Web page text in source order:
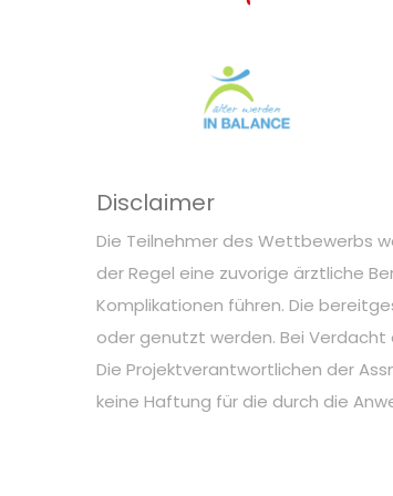
Disclaimer
Die Teilnehmer des Wettbewerbs
der Regel eine zuvorige ärztliche
Komplikationen führen. Die
oder genutzt werden. Bei
Die Projektverantwortlichen der
keine Haftung für die durch die